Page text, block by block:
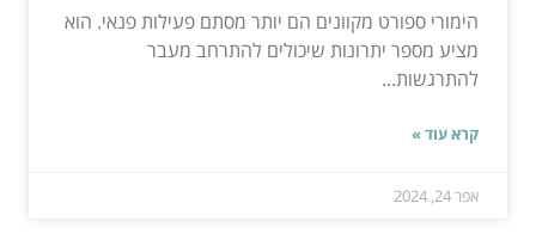
הימורי ספורט מקוונים הם יותר מסתם פעילות פנאי. הוא
מציע מספר יתרונות שיכולים להתרחב מעבר
להתרגשות...
קרא עוד »
אפר 24, 2024